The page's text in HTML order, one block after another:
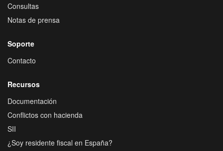
Consultas
Notas de prensa
Soporte
Contacto
Recursos
Documentación
Conflictos con hacienda
SII
¿Soy residente fiscal en España?